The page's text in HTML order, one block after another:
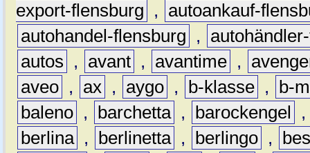
export-flensburg
,
autoankauf-
autohandel-flensburg
,
autos
, avant , avantime ,
aveo , ax , aygo , b-klasse ,
b-
baleno , barchetta , barockengel
berlina , berlinetta , berlingo ,